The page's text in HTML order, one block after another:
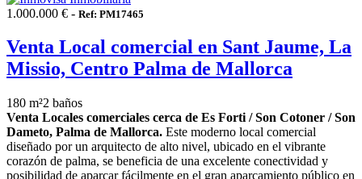
1.000.000 € - Ref: PM17465
Venta Local comercial en Sant Jaume, La
Missio, Centro Palma de Mallorca
180 m²2 baños
Venta Locales comerciales cerca de Es Forti / Son Cotoner / Son
Dameto, Palma de Mallorca. Este moderno local comercial
diseñado por un arquitecto de alto nivel, ubicado en el vibrante
corazón de palma, se beneficia de una excelente conectividad y
posibilidad de aparcar fácilmente en el gran aparcamiento público en